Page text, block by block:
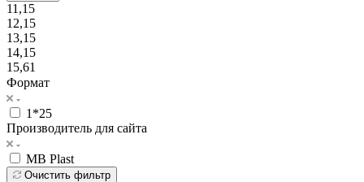
11,15
12,15
13,15
14,15
15,61
Формат
1*25
Производитель для сайта
MB Plast
Очистить фильтр